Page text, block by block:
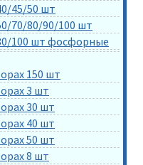
45/50 шт
70/80/90/100 шт
100 шт фосфорные
150 шт
3 шт
30 шт
40 шт
50 шт
8 шт